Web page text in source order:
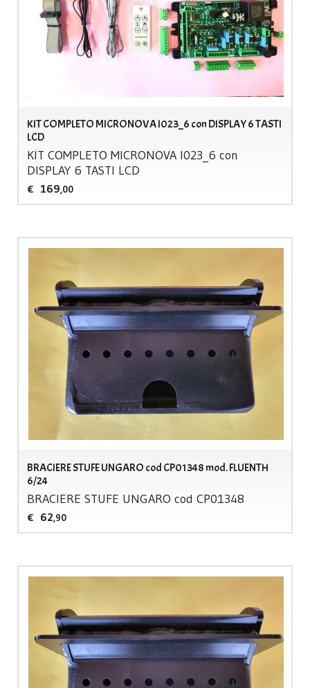
KIT COMPLETO MICRONOVA I023_6 con DISPLAY 6 TASTI
LCD
KIT COMPLETO MICRONOVAI023_6 con
DISPLAY6 TASTI LCD
€ 169,00
BRACIERE STUFE UNGARO cod CP01348 mod. FLUENTH
6/24
BRACIERE STUFE UNGARO cod CP01348
€ 62,90